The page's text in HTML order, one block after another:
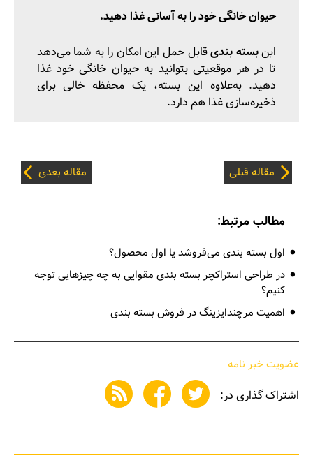
حیوان خانگی خود را به آسانی غذا دهید.
اینبسته‌ بندیقابل حمل این امکان را به شما می‌دهد
تا در هر موقعیتی بتوانید به حیوان خانگی خود غذا
دهید. به‌علاوه این بسته، یک محفظه خالی برای
ذخیره‌سازی غذا هم دارد.
مقاله قبلی مقاله بعدی
مطالب مرتبط:
اول بسته بندی می‌فروشد یا اول محصول؟
در طراحی استراکچر بسته بندی مقوایی به چه چیزهایی توجه
کنیم؟
اهمیت مرچندایزینگ در فروش بسته بندی
عضویت خبر نامه
اشتراک گذاری در: